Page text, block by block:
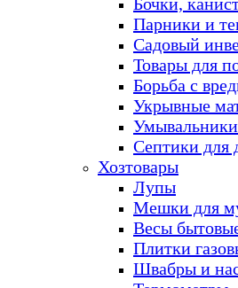
Парники и
Садовый
Товары для
Борьба с
Укрывные
Септики для
Хозтовары
Лупы
Мешки для
Весы
Плитки
Швабры и